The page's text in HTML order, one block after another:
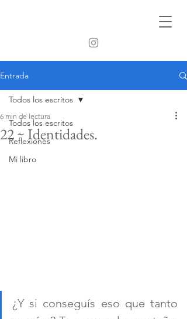
Entrada
Todos los escritos
Reflexiones
Mi libro
Todos los escritos
22 ~ Identidades.
6 min de lectura
¿Y si conseguís eso que tanto